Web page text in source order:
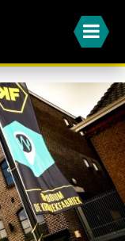
VRIENDEN?